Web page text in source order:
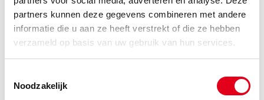
partners kunnen deze gegevens combineren met andere
informatie die u aan ze heeft verstrekt of die ze hebben
verzameld op basis van uw gebruik van hun services.
Noodzakelijk